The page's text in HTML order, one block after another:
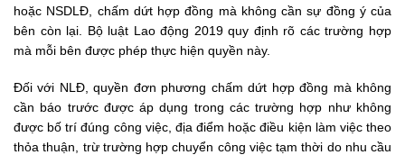
hoặc NSDLĐ, chấm dứt hợp đồng mà không cần sự đồng ý của
bên còn lại. Bộ luật Lao động 2019 quy định rõ các trường hợp
mà mỗi bên được phép thực hiện quyền này.
Đối với NLĐ, quyền đơn phương chấm dứt hợp đồng mà không
cần báo trước được áp dụng trong các trường hợp như không
được bố trí đúng công việc, địa điểm hoặc điều kiện làm việc theo
thỏa thuận, trừ trường hợp chuyển công việc tạm thời do nhu cầu